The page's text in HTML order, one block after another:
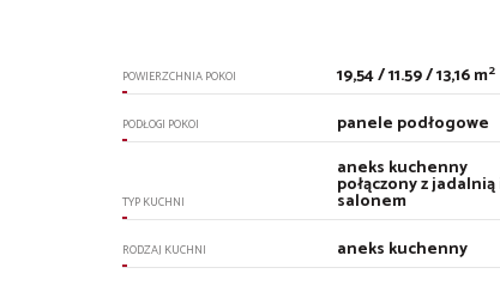
POWIERZCHNIA POKOI 19,54 / 11.59 / 13,16 m2
PODŁOGI POKOI panele podłogowe
TYP KUCHNI
aneks kuchenny
połączony z jadalnią
salonem
RODZAJ KUCHNI aneks kuchenny